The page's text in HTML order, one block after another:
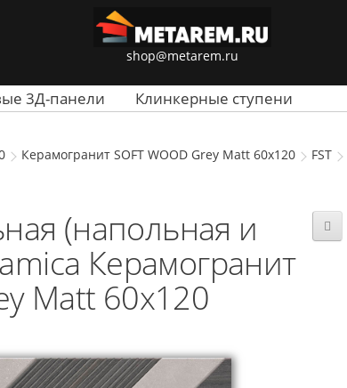
shop@metarem.ru
3Д-панели Клинкерные ступени
Керамогранит SOFT WOOD Grey Matt 60x120 FST
(напольная и
Керамогранит
Matt 60x120